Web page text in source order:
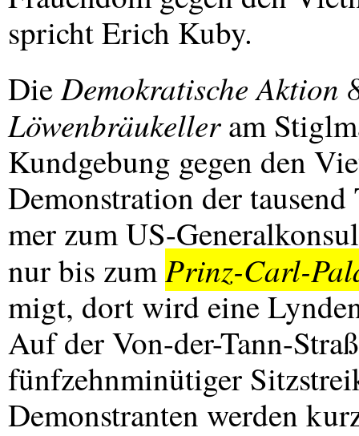
spricht Erich Kuby.
DieDemokratische Aktion
Löwenbräukelleram
Kundgebung gegen den
Demonstration der tausend
mer zum US-
nur bis zumPrinz-Carl-
migt, dort wird eine
Auf der Von-der-Tann-
fünfzehnminütiger
Demonstranten werden